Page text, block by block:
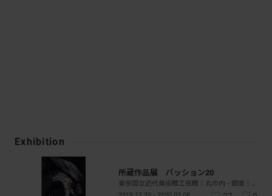
Exhibition
所蔵作品展 パッション20
東京国立近代美術館工芸館｜丸の内 - 銀座｜東京